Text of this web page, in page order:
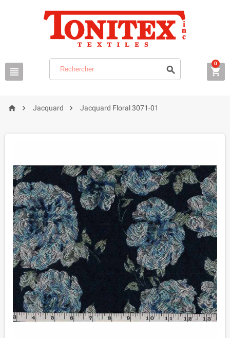
  
0
  Jacquard  Jacquard Floral 3071-01